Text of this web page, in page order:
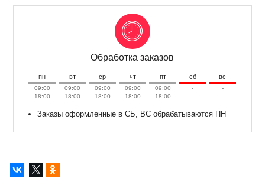
Обработка заказов
пн вт ср чт пт сб вс
09:00
18:00
09:00
18:00
09:00
18:00
09:00
18:00
09:00
18:00
-
-
-
-
Заказы оформленные в СБ, ВС обрабатываются ПН